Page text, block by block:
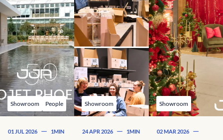
Showroom People
01 JUL 2026 — 1MIN
Showroom
24 APR 2026 — 1MIN
Showroom
02 MAR 2026 —